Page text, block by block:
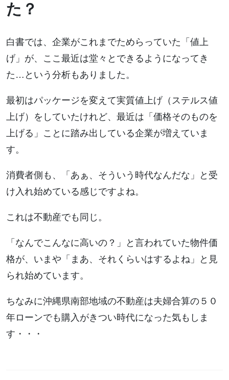
た？
白書では、企業がこれまでためらっていた「値上
げ」が、ここ最近は堂々とできるようになってき
た…という分析もありました。
最初はパッケージを変えて実質値上げ（ステルス値
上げ）をしていたけれど、最近は「価格そのものを
上げる」ことに踏み出している企業が増えていま
す。
消費者側も、「あぁ、そういう時代なんだな」と受
け入れ始めている感じですよね。
これは不動産でも同じ。
「なんでこんなに高いの？」と言われていた物件価
格が、いまや「まあ、それくらいはするよね」と見
られ始めています。
ちなみに沖縄県南部地域の不動産は夫婦合算の５０
年ローンでも購入がきつい時代になった気もしま
す・・・